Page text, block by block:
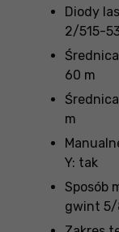
Diody
2/515-
60 m
m
Y: tak
Sposób
gwint 5/